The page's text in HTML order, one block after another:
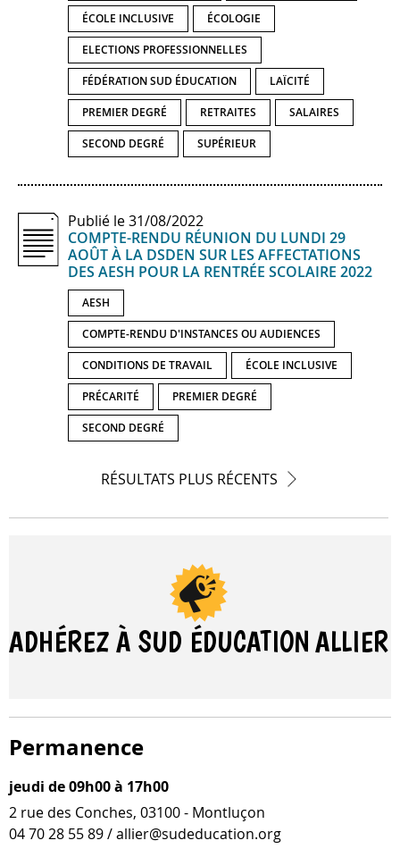
ÉCOLE INCLUSIVE ÉCOLOGIE
ELECTIONS PROFESSIONNELLES
FÉDÉRATION SUD ÉDUCATION LAÏCITÉ
PREMIER DEGRÉ RETRAITES SALAIRES
SECOND DEGRÉ SUPÉRIEUR
Publié le 31/08/2022
COMPTE-​RENDU RÉUNION DU LUNDI 29
AOÛT À LA DSDEN SUR LES AFFECTATIONS
DES AESH POUR LA RENTRÉE SCOLAIRE 2022
AESH
COMPTE-RENDU D'INSTANCES OU AUDIENCES
CONDITIONS DE TRAVAIL ÉCOLE INCLUSIVE
PRÉCARITÉ PREMIER DEGRÉ
SECOND DEGRÉ
Naviguer
parmi
RÉSULTATS PLUS RÉCENTS
ADHÉREZ À SUD ÉDUCATION ALLIER
Permanence
jeudi de 09h00 à 17h00
2 rue des Conches, 03100 - Montluçon
04 70 28 55 89 / allier@sudeducation.org